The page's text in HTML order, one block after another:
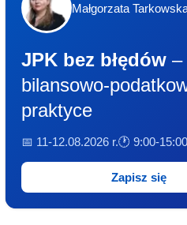
Małgorzata
JPK bez błędów –
bilansowo-
praktyce
📅 11-12.08.2026 r.🕐 9:00-15:00
Zapisz się